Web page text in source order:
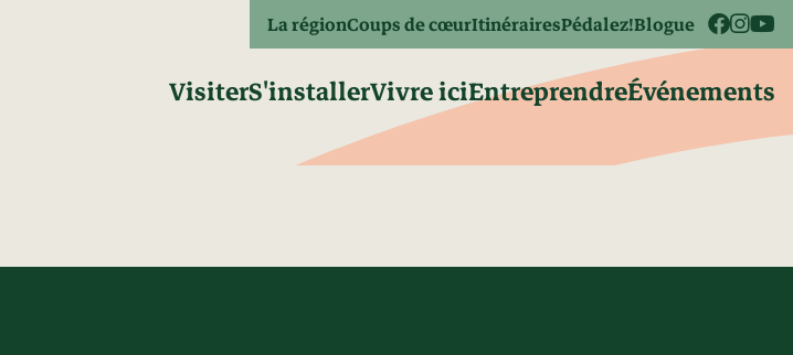
La régionCoups de cœurItinérairesPédalez!Blogue
VisiterS'installerVivre iciEntreprendreÉvénements